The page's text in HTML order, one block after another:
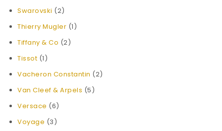
Swarovski (2)
Thierry Mugler (1)
Tiffany & Co (2)
Tissot (1)
Vacheron Constantin (2)
Van Cleef & Arpels (5)
Versace (6)
Voyage (3)